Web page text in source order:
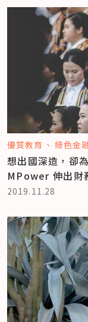
優質教育 綠色金
想出國深造，卻
MPower 伸出財
2019.11.28